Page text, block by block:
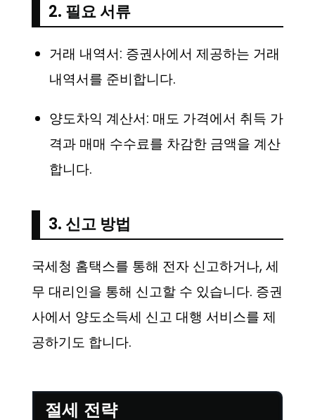
2. 필요 서류
거래 내역서: 증권사에서 제공하는 거래
내역서를 준비합니다.
양도차익 계산서: 매도 가격에서 취득 가
격과 매매 수수료를 차감한 금액을 계산
합니다.
3. 신고 방법
국세청 홈택스를 통해 전자 신고하거나, 세
무 대리인을 통해 신고할 수 있습니다. 증권
사에서 양도소득세 신고 대행 서비스를 제
공하기도 합니다.
절세 전략